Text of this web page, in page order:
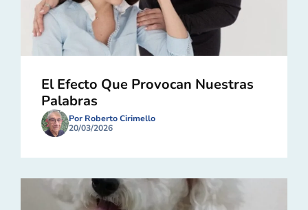
El Efecto Que Provocan Nuestras
Palabras
Por Roberto Cirimello
20/03/2026